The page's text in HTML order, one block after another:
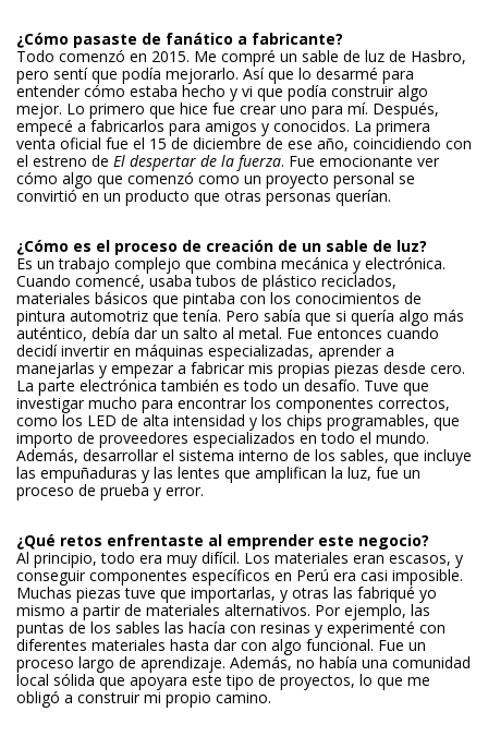
¿Cómo pasaste de fanático a fabricante?
Todo comenzó en 2015. Me compré un sable de luz de Hasbro,
pero sentí que podía mejorarlo. Así que lo desarmé para
entender cómo estaba hecho y vi que podía construir algo
mejor. Lo primero que hice fue crear uno para mí. Después,
empecé a fabricarlos para amigos y conocidos. La primera
venta oficial fue el 15 de diciembre de ese año, coincidiendo con
el estreno de El despertar de la fuerza. Fue emocionante ver
cómo algo que comenzó como un proyecto personal se
convirtió en un producto que otras personas querían.
¿Cómo es el proceso de creación de un sable de luz?
Es un trabajo complejo que combina mecánica y electrónica.
Cuando comencé, usaba tubos de plástico reciclados,
materiales básicos que pintaba con los conocimientos de
pintura automotriz que tenía. Pero sabía que si quería algo más
auténtico, debía dar un salto al metal. Fue entonces cuando
decidí invertir en máquinas especializadas, aprender a
manejarlas y empezar a fabricar mis propias piezas desde cero.
La parte electrónica también es todo un desafío. Tuve que
investigar mucho para encontrar los componentes correctos,
como los LED de alta intensidad y los chips programables, que
importo de proveedores especializados en todo el mundo.
Además, desarrollar el sistema interno de los sables, que incluye
las empuñaduras y las lentes que amplifican la luz, fue un
proceso de prueba y error.
¿Qué retos enfrentaste al emprender este negocio?
Al principio, todo era muy difícil. Los materiales eran escasos, y
conseguir componentes específicos en Perú era casi imposible.
Muchas piezas tuve que importarlas, y otras las fabriqué yo
mismo a partir de materiales alternativos. Por ejemplo, las
puntas de los sables las hacía con resinas y experimenté con
diferentes materiales hasta dar con algo funcional. Fue un
proceso largo de aprendizaje. Además, no había una comunidad
local sólida que apoyara este tipo de proyectos, lo que me
obligó a construir mi propio camino.